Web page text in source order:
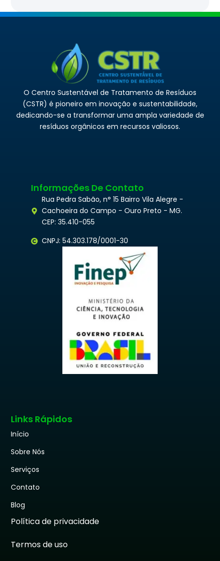
O Centro Sustentável de Tratamento de Resíduos
(CSTR) é pioneiro em inovação e sustentabilidade,
dedicando-se a transformar uma ampla variedade de
resíduos orgânicos em recursos valiosos.
Informações De Contato
Rua Pedra Sabão, n° 15 Bairro Vila Alegre -
Cachoeira do Campo - Ouro Preto - MG.
CEP: 35.410-055
CNPJ: 54.303.178/0001-30
Links Rápidos
Início
Sobre Nós
Serviços
Contato
Blog
Política de privacidade
Termos de uso